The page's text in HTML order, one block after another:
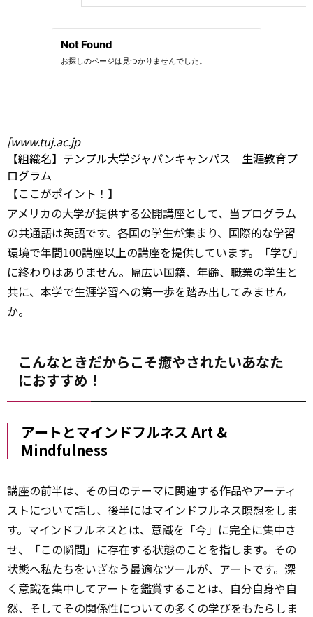
[www.tuj.ac.jp
【組織名】テンプル大学ジャパンキャンパス 生涯教育プ
ログラム
【ここがポイント！】
アメリカの大学が提供する公開講座として、当プログラム
の共通語は英語です。各国の学生が集まり、国際的な学習
環境で年間100講座以上の講座を提供しています。「学び」
に終わりはありません。幅広い国籍、年齢、職業の学生と
共に、本学で生涯学習への第一歩を踏み出してみません
か。
こんなときだからこそ癒やされたいあなた
におすすめ！
アートとマインドフルネス Art &
Mindfulness
講座の前半は、その日のテーマに関連する作品やアーティ
ストについて話し、後半にはマインドフルネス瞑想をしま
す。マインドフルネスとは、意識を「今」に完全に集中さ
せ、「この瞬間」に存在する状態のことを指します。その
状態へ私たちをいざなう最適なツールが、アートです。深
く意識を集中してアートを鑑賞することは、自分自身や自
然、そしてその関係性についての多くの学びをもたらしま